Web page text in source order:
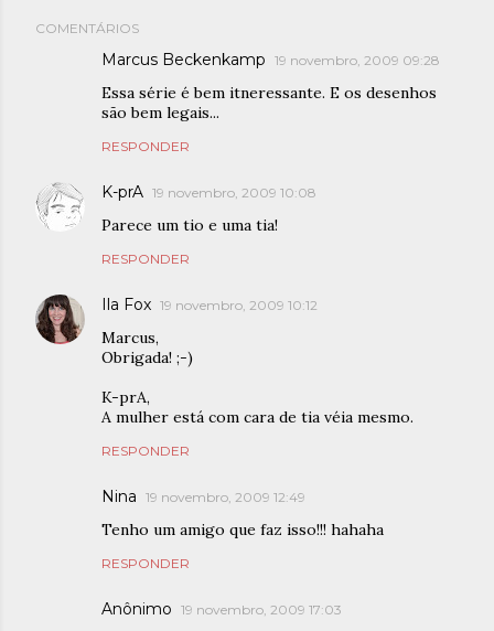
COMENTÁRIOS
Marcus Beckenkamp 19 novembro, 2009 09:28
Essa série é bem itneressante. E os desenhos
são bem legais...
RESPONDER
K-prA 19 novembro, 2009 10:08
Parece um tio e uma tia!
RESPONDER
Ila Fox 19 novembro, 2009 10:12
Marcus,
Obrigada! ;-)
K-prA,
A mulher está com cara de tia véia mesmo.
RESPONDER
Nina 19 novembro, 2009 12:49
Tenho um amigo que faz isso!!! hahaha
RESPONDER
Anônimo 19 novembro, 2009 17:03